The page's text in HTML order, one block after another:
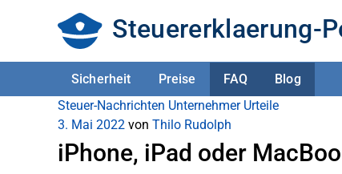
Steuererklaerung-
Sicherheit Preise FAQ Blog
Steuer-Nachrichten Unternehmer Urteile
3. Mai 2022 von Thilo Rudolph
iPhone, iPad oder